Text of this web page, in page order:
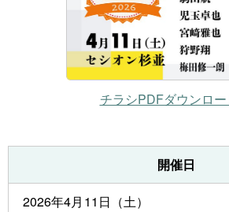
チラシPDFダウンロー
開催日
2026年4月11日（土）